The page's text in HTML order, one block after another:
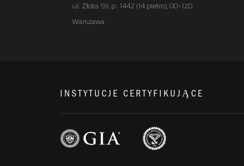
ul. Złota 59, p.: 1442 (14 pietro), 00-120
Warszawa
INSTYTUCJE CERTYFIKUJĄCE